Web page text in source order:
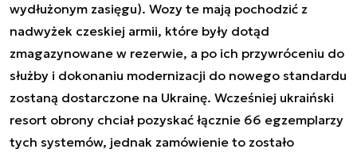
wydłużonym zasięgu). Wozy te mają pochodzić z
nadwyżek czeskiej armii, które były dotąd
zmagazynowane w rezerwie, a po ich przywróceniu do
służby i dokonaniu modernizacji do nowego standardu
zostaną dostarczone na Ukrainę. Wcześniej ukraiński
resort obrony chciał pozyskać łącznie 66 egzemplarzy
tych systemów, jednak zamówienie to zostało